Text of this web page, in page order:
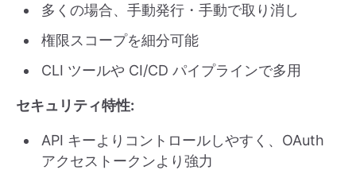
多くの場合、手動発行・手動で取り消し
権限スコープを細分可能
CLI ツールや CI/CD パイプラインで多用
セキュリティ特性:
API キーよりコントロールしやすく、OAuth
アクセストークンより強力